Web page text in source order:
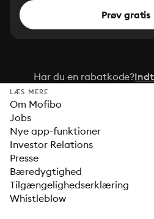
Prøv gratis
Har du en rabatkode?
LÆS MERE
Om Mofibo
Jobs
Nye app-funktioner
Investor Relations
Presse
Bæredygtighed
Tilgængelighedserklæring
Whistleblow